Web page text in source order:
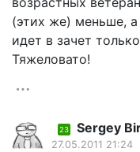
(этих же) меньше, а
идет в зачет
Тяжеловато!
23 Sergey
27.05.2011 21:24